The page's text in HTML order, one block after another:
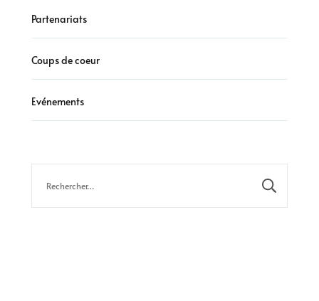
Partenariats
Coups de coeur
Evénements